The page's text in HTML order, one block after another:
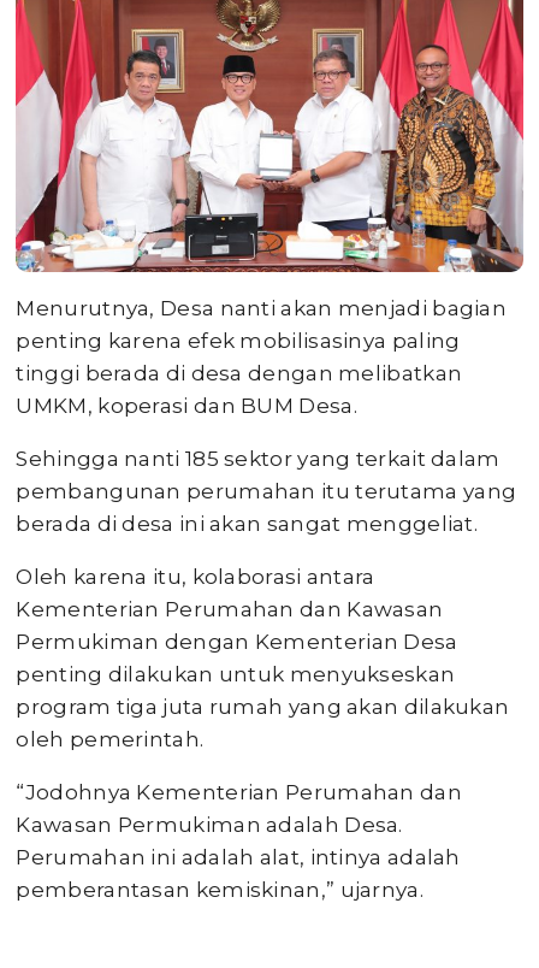
Menurutnya, Desa nanti akan menjadi bagian
penting karena efek mobilisasinya paling
tinggi berada di desa dengan melibatkan
UMKM, koperasi dan BUM Desa.
Sehingga nanti 185 sektor yang terkait dalam
pembangunan perumahan itu terutama yang
berada di desa ini akan sangat menggeliat.
Oleh karena itu, kolaborasi antara
Kementerian Perumahan dan Kawasan
Permukiman dengan Kementerian Desa
penting dilakukan untuk menyukseskan
program tiga juta rumah yang akan dilakukan
oleh pemerintah.
“Jodohnya Kementerian Perumahan dan
Kawasan Permukiman adalah Desa.
Perumahan ini adalah alat, intinya adalah
pemberantasan kemiskinan,” ujarnya.